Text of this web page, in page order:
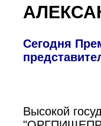
Сегодня
Высокой